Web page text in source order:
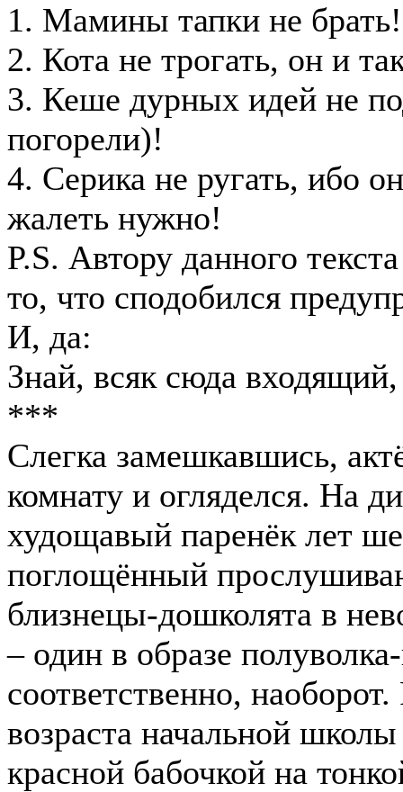
1. Мамины тапки не брать!
2. Кота не трогать, он и
3. Кеше дурных идей не
погорели)!
4. Серика не ругать, ибо
жалеть нужно!
P.S. Автору данного
то, что сподобился
И, да:
Знай, всяк сюда
***
Слегка замешкавшись,
комнату и огляделся. На
худощавый паренёк лет
поглощённый
близнецы-дошколята в
– один в образе
соответственно,
возраста начальной
красной бабочкой на